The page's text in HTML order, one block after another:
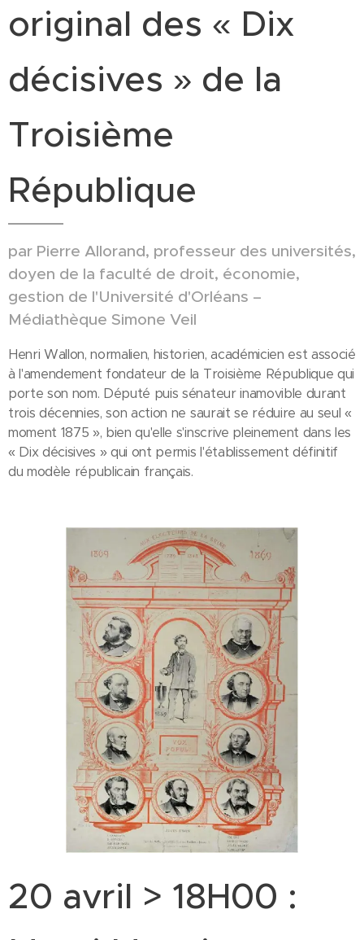
original des « Dix
décisives » de la
Troisième
République
par Pierre Allorand, professeur des universités,
doyen de la faculté de droit, économie,
gestion de l'Université d'Orléans –
Médiathèque Simone Veil
Henri Wallon, normalien, historien, académicien est associé
à l'amendement fondateur de la Troisième République qui
porte son nom. Député puis sénateur inamovible durant
trois décennies, son action ne saurait se réduire au seul «
moment 1875 », bien qu'elle s'inscrive pleinement dans les
« Dix décisives » qui ont permis l'établissement définitif
du modèle républicain français.
20 avril > 18H00 :